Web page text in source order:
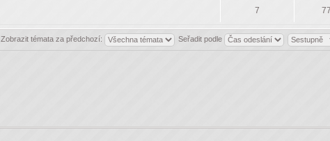
7
Zobrazit témata za předchozí: Seřadit podle